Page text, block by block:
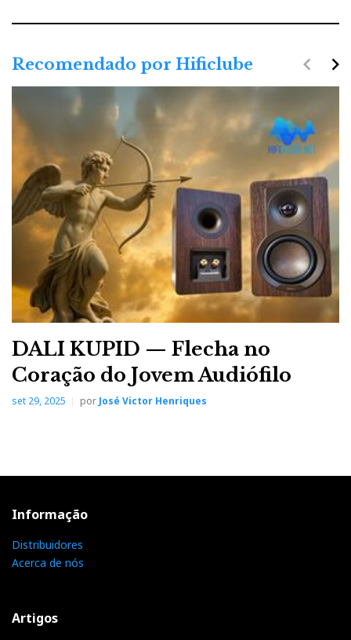
Recomendado por Hificlube
DALI KUPID — Flecha no
Coração do Jovem Audiófilo
set 29, 2025 porJosé Victor Henriques
navigate_next
navigate_before
Informação
Distribuidores
Acerca de nós
Artigos